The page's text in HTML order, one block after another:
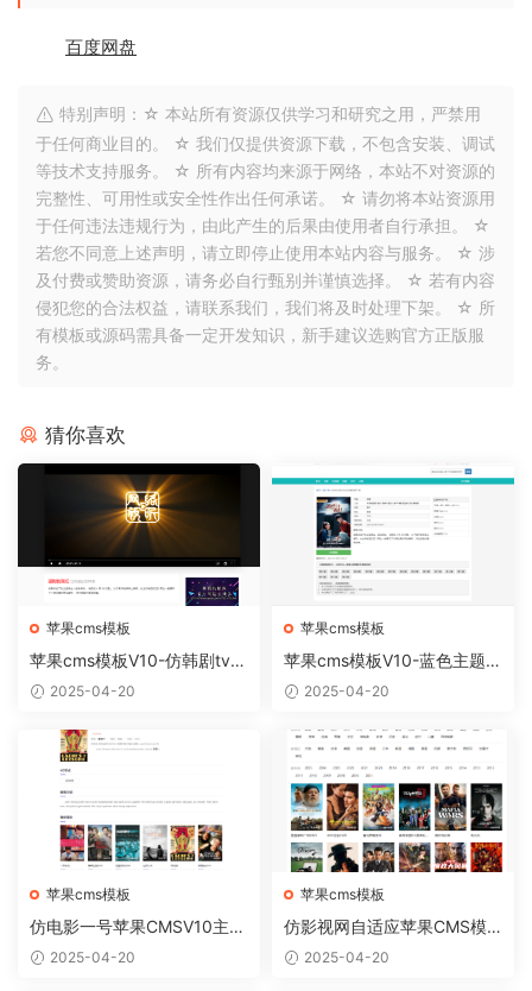
百度网盘
特别声明：☆ 本站所有资源仅供学习和研究之用，严禁用
于任何商业目的。 ☆ 我们仅提供资源下载，不包含安装、调试
等技术支持服务。 ☆ 所有内容均来源于网络，本站不对资源的
完整性、可用性或安全性作出任何承诺。 ☆ 请勿将本站资源用
于任何违法违规行为，由此产生的后果由使用者自行承担。 ☆
若您不同意上述声明，请立即停止使用本站内容与服务。 ☆ 涉
及付费或赞助资源，请务必自行甄别并谨慎选择。 ☆ 若有内容
侵犯您的合法权益，请联系我们，我们将及时处理下架。 ☆ 所
有模板或源码需具备一定开发知识，新手建议选购官方正版服
务。
猜你喜欢
苹果cms模板
苹果cms模板V10-仿韩剧tv电
脑版【正版开源】
2025-04-20
苹果cms模板
苹果cms模板V10-蓝色主题简
约模板
2025-04-20
苹果cms模板
仿电影一号苹果CMSV10主题
模板自适应
2025-04-20
苹果cms模板
仿影视网自适应苹果CMS模
板 苹果CMSV10自适应模板
2025-04-20